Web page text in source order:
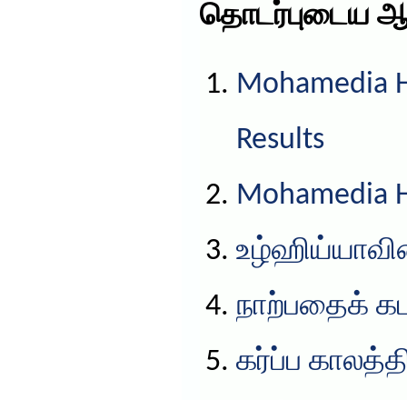
தொடர்புடைய
Mohamedia
Results
Mohamedia
நாற்பதைக்
கர்ப்ப